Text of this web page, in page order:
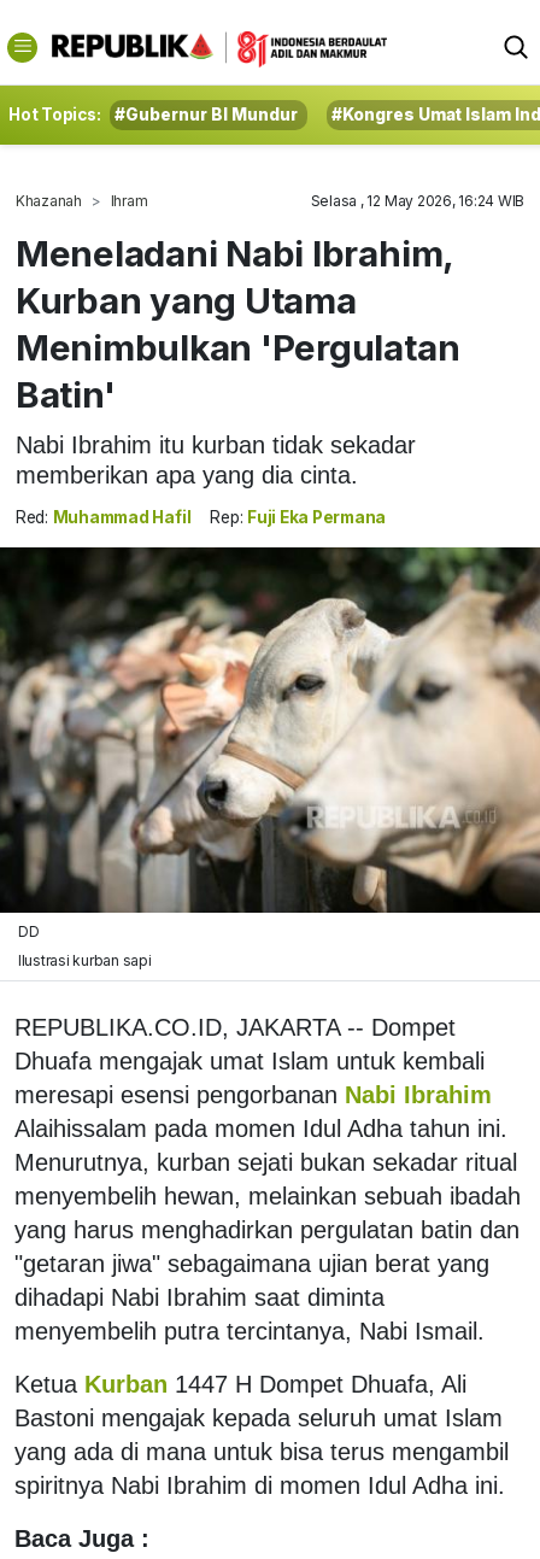
Hot Topics: #Gubernur BI Mundur #Kongres Umat Islam
Khazanah Ihram Selasa , 12 May 2026, 16:24 WIB
Meneladani Nabi Ibrahim,
Kurban yang Utama
Menimbulkan 'Pergulatan
Batin'
Nabi Ibrahim itu kurban tidak sekadar
memberikan apa yang dia cinta.
Red: Muhammad Hafil Rep: Fuji Eka Permana
DD
Ilustrasi kurban sapi
REPUBLIKA.CO.ID, JAKARTA -- Dompet
Dhuafa mengajak umat Islam untuk kembali
meresapi esensi pengorbanan Nabi Ibrahim
Alaihissalam pada momen Idul Adha tahun ini.
Menurutnya, kurban sejati bukan sekadar ritual
menyembelih hewan, melainkan sebuah ibadah
yang harus menghadirkan pergulatan batin dan
"getaran jiwa" sebagaimana ujian berat yang
dihadapi Nabi Ibrahim saat diminta
menyembelih putra tercintanya, Nabi Ismail.
Ketua Kurban 1447 H Dompet Dhuafa, Ali
Bastoni mengajak kepada seluruh umat Islam
yang ada di mana untuk bisa terus mengambil
spiritnya Nabi Ibrahim di momen Idul Adha ini.
Baca Juga :